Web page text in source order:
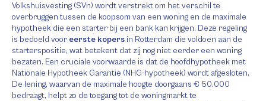
Volkshuisvesting (SVn) wordt verstrekt om het verschil te
overbruggen tussen de koopsom van een woning en de maximale
hypotheek die een starter bij een bank kan krijgen. Deze regeling
is bedoeld voor eerste kopers in Rotterdam die voldoen aan de
starterspositie, wat betekent dat zij nog niet eerder een woning
bezaten. Een cruciale voorwaarde is dat de hoofdhypotheek met
Nationale Hypotheek Garantie (NHG-hypotheek) wordt afgesloten.
De lening, waarvan de maximale hoogte doorgaans € 50.000
bedraagt, helpt zo de toegang tot de woningmarkt te